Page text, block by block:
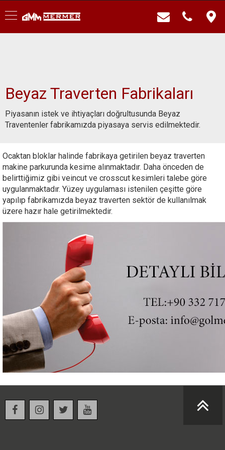
Beyaz Traverten Fabrikaları
Piyasanın istek ve ihtiyaçları doğrultusunda Beyaz
Traventenler fabrikamızda piyasaya servis edilmektedir.
Ocaktan bloklar halinde fabrikaya getirilen beyaz traverten
makine parkurunda kesime alınmaktadır. Daha önceden de
belirttiğimiz gibi veincut ve crosscut kesimleri talebe göre
uygulanmaktadır. Yüzey uygulaması istenilen çeşitte göre
yapılıp fabrikamızda beyaz traverten sektör de kullanılmak
üzere hazır hale getirilmektedir.